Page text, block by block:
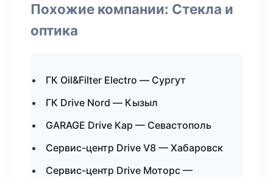
Похожие компании: Стекла и
оптика
ГК Oil&Filter Electro — Сургут
ГК Drive Nord — Кызыл
GARAGE Drive Кар — Севастополь
Сервис-центр Drive V8 — Хабаровск
Сервис-центр Drive Моторс —